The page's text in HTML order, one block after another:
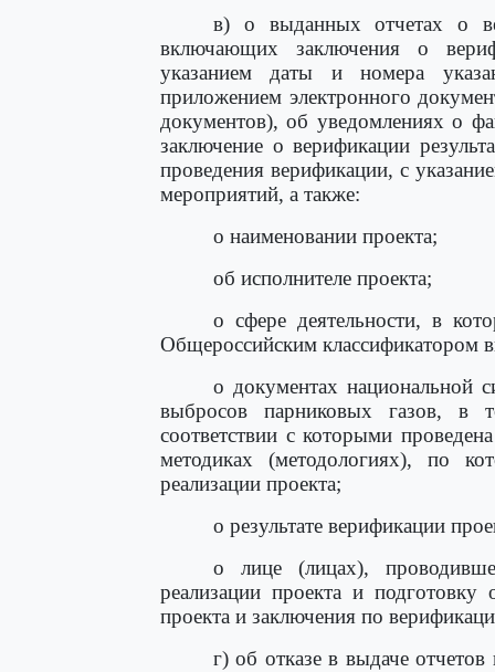
в) о выданных отчетах о
включающих заключения о
указанием даты и номера
приложением электронного
документов), об уведомлениях о
заключение о верификации
проведения верификации, с
мероприятий, а также:
о наименовании проекта;
об исполнителе проекта;
о сфере деятельности, в
Общероссийским классификатором
о документах национальной
выбросов парниковых газов, в
соответствии с которыми
методиках (методологиях), по
реализации проекта;
о результате верификации
о лице (лицах),
реализации проекта и подготовку
проекта и заключения по
г) об отказе в выдаче